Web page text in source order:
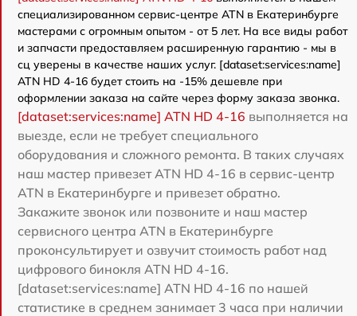
специализированном сервис-центре ATN в Екатеринбурге
мастерами с огромным опытом - от 5 лет. На все виды работ
и запчасти предоставляем расширенную гарантию - мы в
сц уверены в качестве наших услуг. [dataset:services:name]
ATN HD 4-16 будет стоить на -15% дешевле при
оформлении заказа на сайте через форму заказа звонка.
[dataset:services:name] ATN HD 4-16 выполняется на
выезде, если не требует специального
оборудования и сложного ремонта. В таких случаях
наш мастер привезет ATN HD 4-16 в сервис-центр
ATN в Екатеринбурге и привезет обратно.
Закажите звонок или позвоните и наш мастер
сервисного центра ATN в Екатеринбурге
проконсультирует и озвучит стоимость работ над
цифрового бинокля ATN HD 4-16.
[dataset:services:name] ATN HD 4-16 по нашей
статистике в среднем занимает 3 часа при наличии